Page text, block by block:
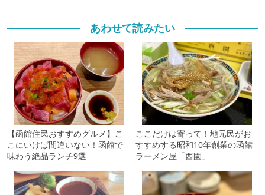
あわせて読みたい
【函館住民おすすめグルメ】こ
こにいけば間違いない！函館で
味わう絶品ランチ9選
ここだけは寄って！地元民がお
すすめする昭和10年創業の函館
ラーメン屋「西園」